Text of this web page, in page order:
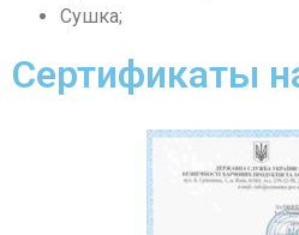
Сушка;
Сертификаты